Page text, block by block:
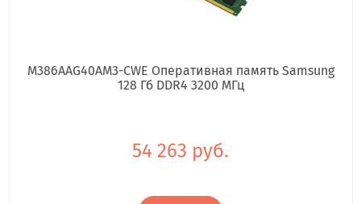
M386AAG40AM3-CWE Оперативная память Samsung
128 Гб DDR4 3200 МГц
54 263 руб.